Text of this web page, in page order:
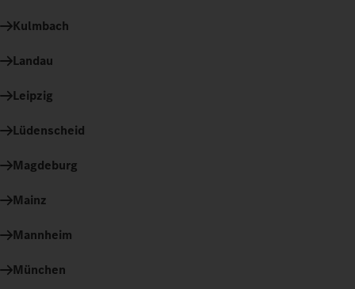
Kulmbach
Landau
Leipzig
Lüdenscheid
Magdeburg
Mainz
Mannheim
München